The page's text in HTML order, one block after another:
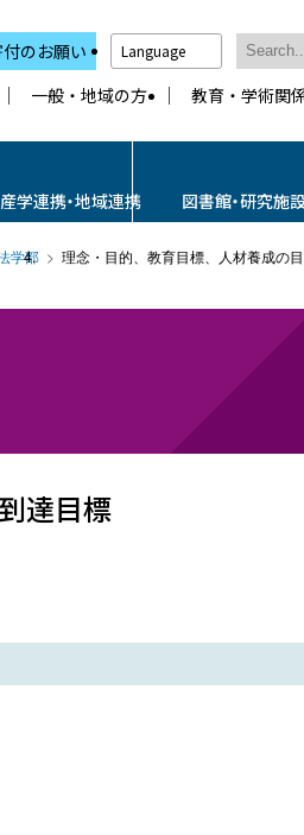
付のお願い Language
一般・地域の方 教育・学術関
学連携・地域連携 図書館・研究施
学部 理念・目的、教育目標、人材養成の
達目標